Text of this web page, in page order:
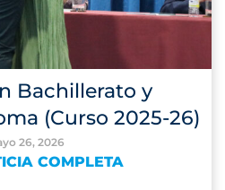
Bachillerato y
(Curso 2025-26)
26, 2026
COMPLETA